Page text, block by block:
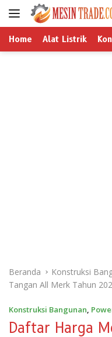
Home Alat Listrik
Beranda Konstruksi
Tangan All Merk Tahun
Konstruksi Bangunan,
Daftar Harga